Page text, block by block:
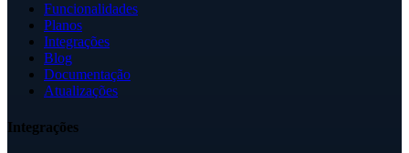
Funcionalidades
Planos
Integrações
Blog
Documentação
Atualizações
Integrações